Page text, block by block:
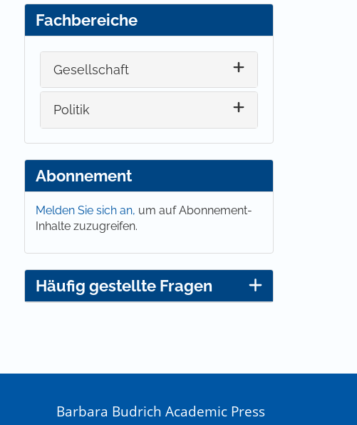
Fachbereiche
Gesellschaft
Politik
Abonnement
Melden Sie sich an, um auf Abonnement-
Inhalte zuzugreifen.
Häufig gestellte Fragen
Barbara Budrich Academic Press